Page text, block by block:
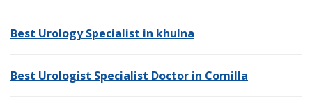
Best Urology Specialist in khulna
Best Urologist Specialist Doctor in Comilla